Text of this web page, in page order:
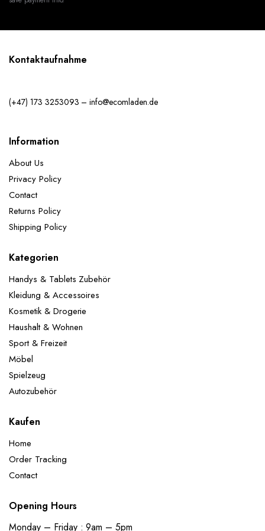
Kontaktaufnahme
(+47) 173 3253093 – info@ecomladen.de
Information
About Us
Privacy Policy
Contact
Returns Policy
Shipping Policy
Kategorien
Handys & Tablets Zubehör
Kleidung & Accessoires
Kosmetik & Drogerie
Haushalt & Wohnen
Sport & Freizeit
Möbel
Spielzeug
Autozubehör
Kaufen
Home
Order Tracking
Contact
Opening Hours
Monday – Friday : 9am – 5pm